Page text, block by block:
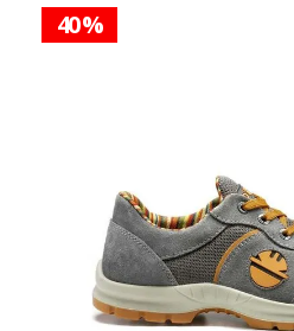
40 %